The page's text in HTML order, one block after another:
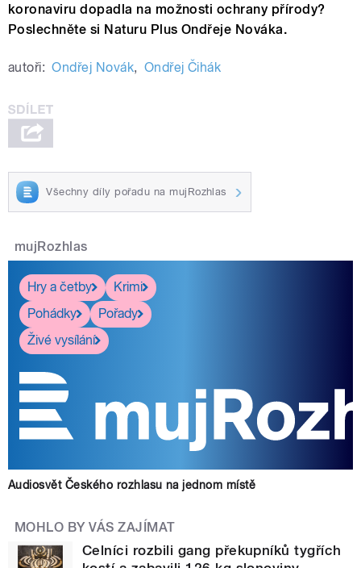
koronaviru dopadla na možnosti ochrany přírody?
Poslechněte si Naturu Plus Ondřeje Nováka.
autoři: Ondřej Novák, Ondřej Čihák
Všechny díly pořadu na mujRozhlas
mujRozhlas
Hry a četby
Krimi
Pohádky
Pořady
Živé vysílání
Audiosvět Českého rozhlasu na jednom místě
MOHLO BY VÁS ZAJÍMAT
Celníci rozbili gang překupníků tygřích